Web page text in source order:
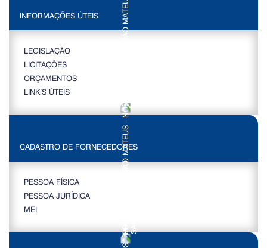
INFORMAÇÕES ÚTEIS
LEGISLAÇÃO
LICITAÇÕES
ORÇAMENTOS
LINK’S ÚTEIS
CADASTRO DE FORNECEDORES
PESSOA FÍSICA
PESSOA JURÍDICA
MEI